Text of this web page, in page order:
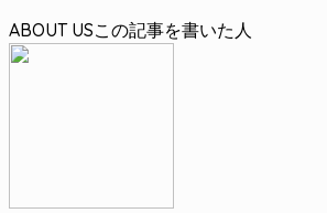
ABOUT US